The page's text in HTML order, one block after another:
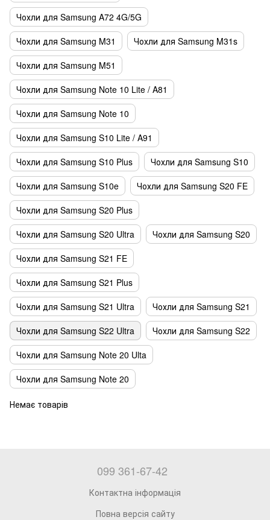
Чохли для Samsung A72 4G/5G
Чохли для Samsung M31
Чохли для Samsung M31s
Чохли для Samsung M51
Чохли для Samsung Note 10 Lite / A81
Чохли для Samsung Note 10
Чохли для Samsung S10 Lite / A91
Чохли для Samsung S10 Plus
Чохли для Samsung S10
Чохли для Samsung S10e
Чохли для Samsung S20 FE
Чохли для Samsung S20 Plus
Чохли для Samsung S20 Ultra
Чохли для Samsung S20
Чохли для Samsung S21 FE
Чохли для Samsung S21 Plus
Чохли для Samsung S21 Ultra
Чохли для Samsung S21
Чохли для Samsung S22 Ultra
Чохли для Samsung S22
Чохли для Samsung Note 20 Ulta
Чохли для Samsung Note 20
Немає товарів
099 361-67-42
Контактна інформація
Повна версія сайту